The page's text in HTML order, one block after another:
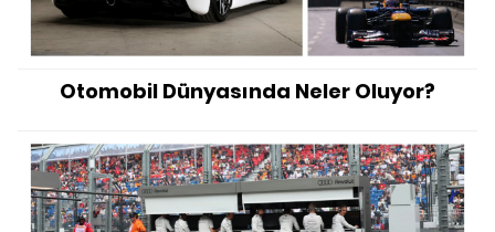
Otomobil Dünyasında Neler Oluyor?